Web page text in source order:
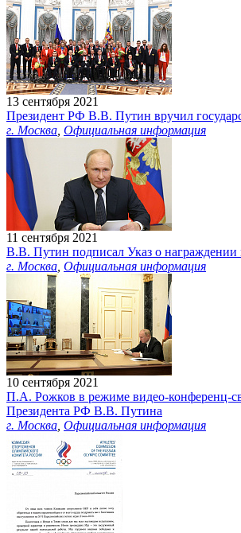
13 сентября 2021
Президент РФ В.В. Путин вручил
г. Москва, Официальная информация
11 сентября 2021
В.В. Путин подписал Указ о награждении
г. Москва, Официальная информация
10 сентября 2021
П.А. Рожков в режиме видео-конференц-
Президента РФ В.В. Путина
г. Москва, Официальная информация